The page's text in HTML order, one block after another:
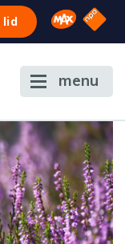
lid Omroep
NPO
menu